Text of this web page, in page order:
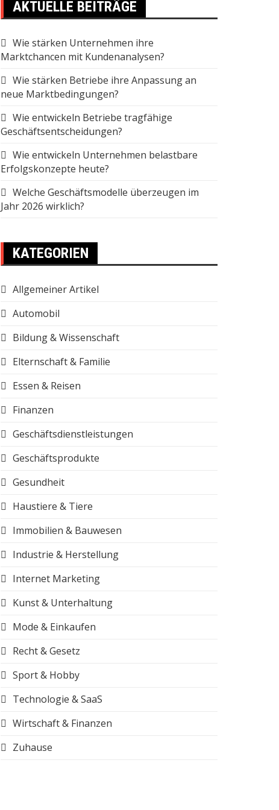
AKTUELLE BEITRÄGE
Wie stärken Unternehmen ihre
Marktchancen mit Kundenanalysen?
Wie stärken Betriebe ihre Anpassung an
neue Marktbedingungen?
Wie entwickeln Betriebe tragfähige
Geschäftsentscheidungen?
Wie entwickeln Unternehmen belastbare
Erfolgskonzepte heute?
Welche Geschäftsmodelle überzeugen im
Jahr 2026 wirklich?
KATEGORIEN
Allgemeiner Artikel
Automobil
Bildung & Wissenschaft
Elternschaft & Familie
Essen & Reisen
Finanzen
Geschäftsdienstleistungen
Geschäftsprodukte
Gesundheit
Haustiere & Tiere
Immobilien & Bauwesen
Industrie & Herstellung
Internet Marketing
Kunst & Unterhaltung
Mode & Einkaufen
Recht & Gesetz
Sport & Hobby
Technologie & SaaS
Wirtschaft & Finanzen
Zuhause